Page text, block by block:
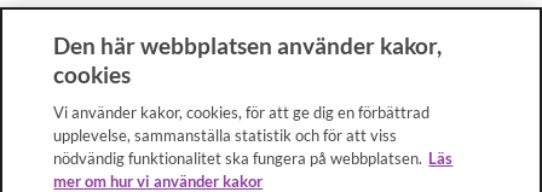
Den här webbplatsen använder kakor,
cookies
Vi använder kakor, cookies, för att ge dig en förbättrad
upplevelse, sammanställa statistik och för att viss
nödvändig funktionalitet ska fungera på webbplatsen. Läs
mer om hur vi använder kakor